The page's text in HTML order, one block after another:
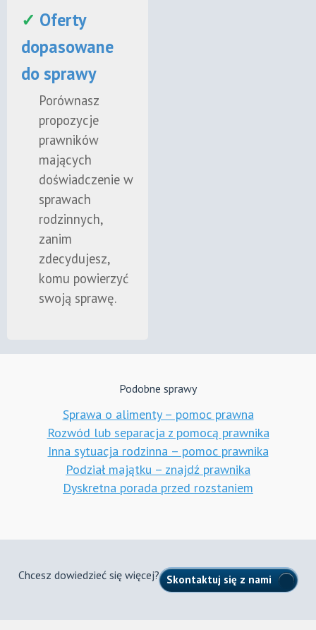
✓ Oferty
dopasowane
do sprawy
Porównasz
propozycje
prawników
mających
doświadczenie w
sprawach
rodzinnych,
zanim
zdecydujesz,
komu powierzyć
swoją sprawę.
Podobne sprawy
Sprawa o alimenty – pomoc prawna
Rozwód lub separacja z pomocą prawnika
Inna sytuacja rodzinna – pomoc prawnika
Podział majątku – znajdź prawnika
Dyskretna porada przed rozstaniem
Chcesz dowiedzieć się więcej? Skontaktuj się z nami